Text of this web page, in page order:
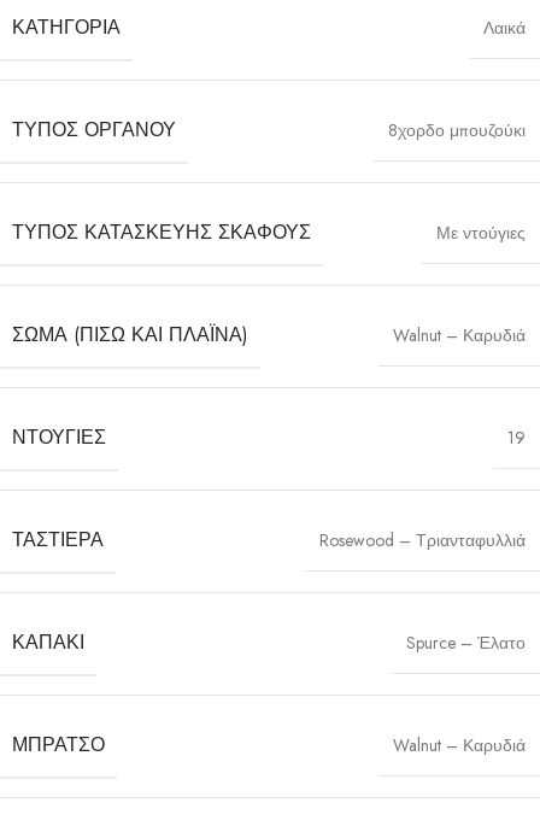
ΚΑΤΗΓΟΡΊΑ Λαικά
ΤΎΠΟΣ ΟΡΓΆΝΟΥ 8χορδο μπουζούκι
ΤΎΠΟΣ ΚΑΤΑΣΚΕΥΉΣ ΣΚΆΦΟΥΣ Με ντούγιες
ΣΏΜΑ (ΠΊΣΩ ΚΑΙ ΠΛΑΪΝΆ) Walnut – Καρυδιά
ΝΤΟΎΓΙΕΣ 19
ΤΑΣΤΙΈΡΑ Rosewood – Τριανταφυλλιά
ΚΑΠΆΚΙ Spurce – Έλατο
ΜΠΡΆΤΣΟ Walnut – Καρυδιά